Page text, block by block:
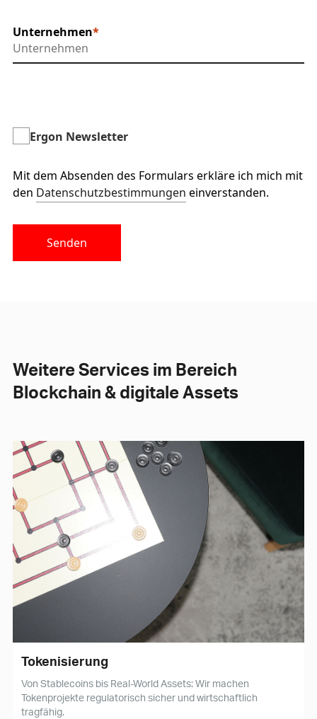
Unternehmen
Ergon Newsletter
Mit dem Absenden des Formulars erkläre ich mich mit
den Datenschutzbestimmungen einverstanden.
Senden
Weitere Services im Bereich
Blockchain & digitale Assets
Tokenisierung
Von Stablecoins bis Real-World Assets: Wir machen
Tokenprojekte regulatorisch sicher und wirtschaftlich
tragfähig.